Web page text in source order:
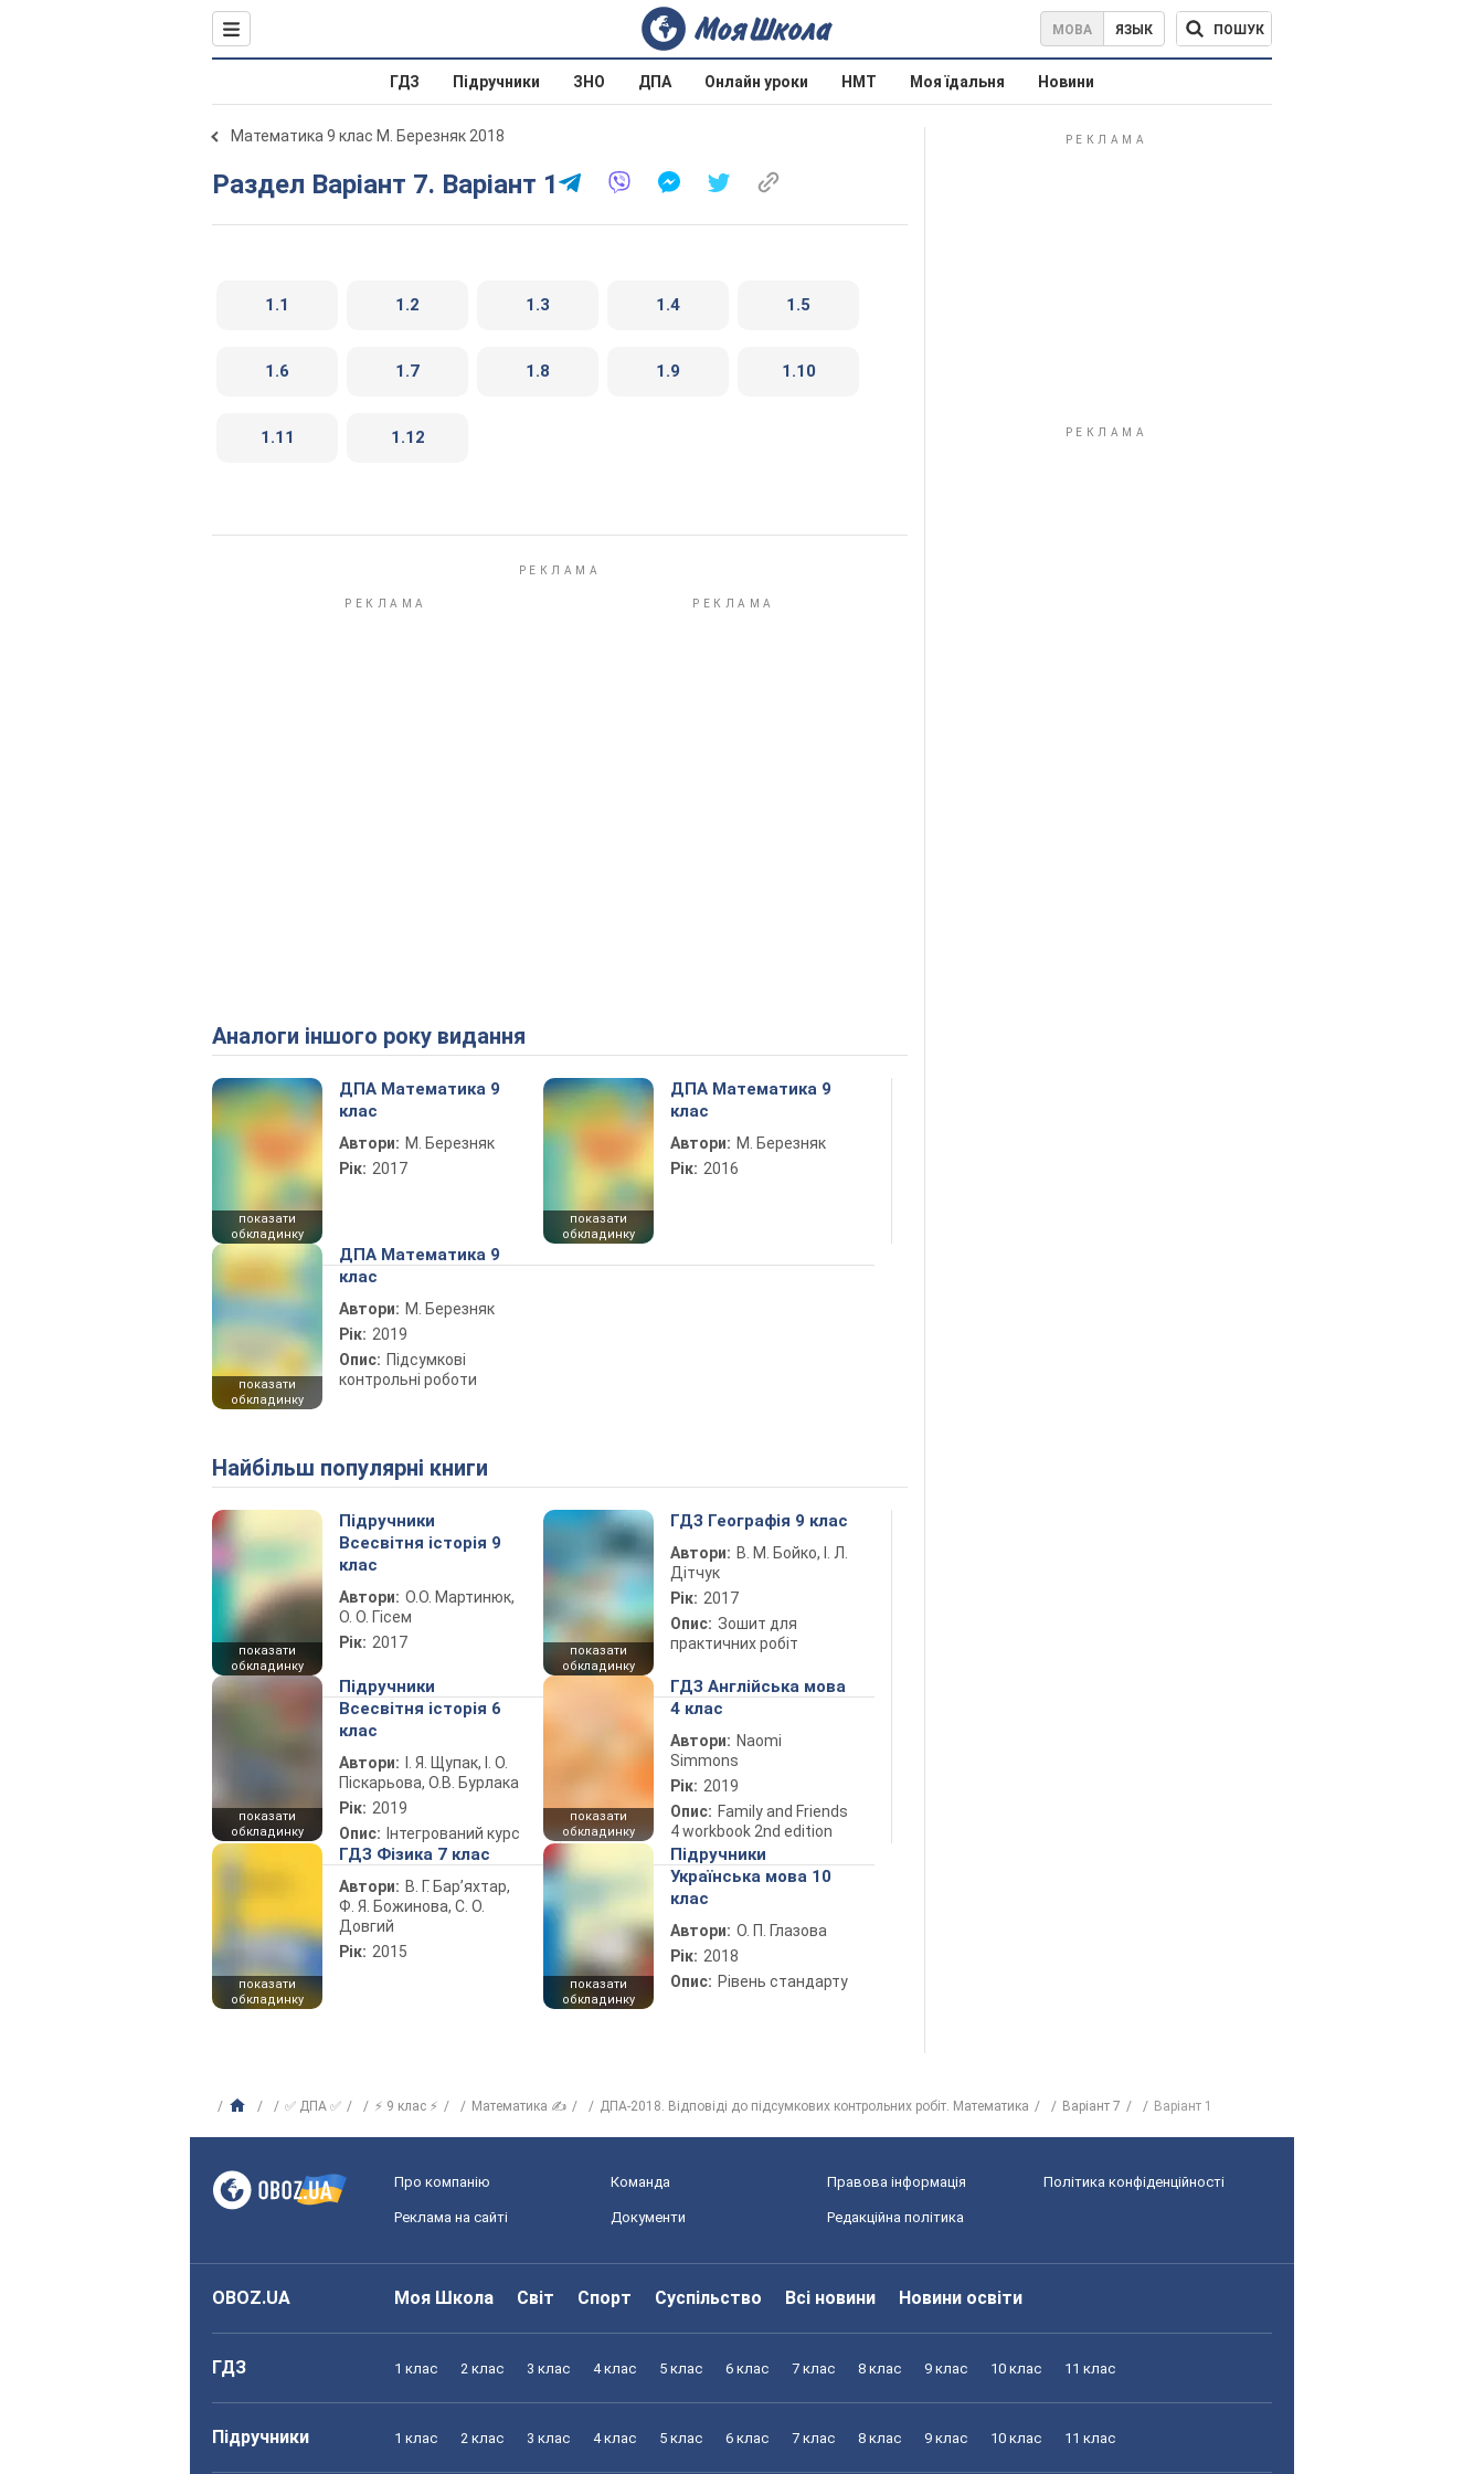
МОВА ЯЗЫК ПОШУК
ГДЗ Підручники ЗНО ДПА Онлайн уроки НМТ Моя їдальня Новини
Математика 9 клас М. Березняк 2018
Раздел Варіант 7. Варіант 1
1.1 1.2 1.3 1.4 1.5
1.6 1.7 1.8 1.9 1.10
1.11 1.12
Аналоги іншого року видання
показати
обкладинку
ДПА Математика 9
клас
Автори: М. Березняк
Рік: 2017
показати
обкладинку
ДПА Математика 9
клас
Автори: М. Березняк
Рік: 2016
показати
обкладинку
ДПА Математика 9
клас
Автори: М. Березняк
Рік: 2019
Опис: Підсумкові
контрольні роботи
Найбільш популярні книги
показати
обкладинку
Підручники
Всесвітня історія 9
клас
Автори: О.О. Мартинюк,
О. О. Гісем
Рік: 2017
показати
обкладинку
ГДЗ Географія 9 клас
Автори: В. М. Бойко, І. Л.
Дітчук
Рік: 2017
Опис: Зошит для
практичних робіт
показати
обкладинку
Підручники
Всесвітня історія 6
клас
Автори:
І. Я. Щупак, І. О.
Піскарьова, О.В. Бурлака
Рік: 2019
Опис: Інтегрований курс
показати
обкладинку
ГДЗ Англійська мова
4 клас
Автори: Naomi
Simmons
Рік: 2019
Опис: Family and Friends
4 workbook 2nd edition
показати
обкладинку
ГДЗ Фізика 7 клас
Автори: В. Г. Бар’яхтар,
Ф. Я. Божинова, С. О.
Довгий
Рік: 2015
показати
обкладинку
Підручники
Українська мова 10
клас
Автори: О. П. Глазова
Рік: 2018
Опис: Рівень стандарту
✅ ДПА ✅ ⚡ 9 клас ⚡ Математика ✍ ДПА-2018. Відповіді до підсумкових контрольних робіт. Математика Варіант 7 Варіант 1
Про компанію Команда Правова інформація Політика конфіденційності
Реклама на сайті Документи Редакційна політика
OBOZ.UA Моя Школа Світ Спорт Суспільство Всі новини Новини освіти
ГДЗ 1 клас 2 клас 3 клас 4 клас 5 клас 6 клас 7 клас 8 клас 9 клас 10 клас 11 клас
Підручники 1 клас 2 клас 3 клас 4 клас 5 клас 6 клас 7 клас 8 клас 9 клас 10 клас 11 клас